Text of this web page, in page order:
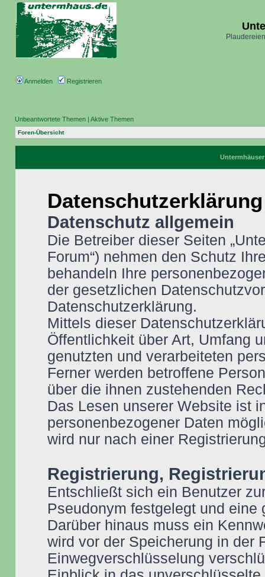
Anmelden Registrieren
Unbeantwortete Themen | Aktive Themen
Foren-Übersicht
Datenschutzerklärung
Datenschutz allgemein
Die Betreiber dieser Seiten
Forum“) nehmen den Schutz
behandeln Ihre
der gesetzlichen
Datenschutzerklärung.
Mittels dieser
Öffentlichkeit über Art, Umfang
genutzten und verarbeiteten
Ferner werden betroffene
über die ihnen zustehenden
Das Lesen unserer Website ist
personenbezogener Daten
wird nur nach einer
Registrierung,
Entschließt sich ein Benutzer
Pseudonym festgelegt und
Darüber hinaus muss ein
wird vor der Speicherung in der
Einwegverschlüsselung